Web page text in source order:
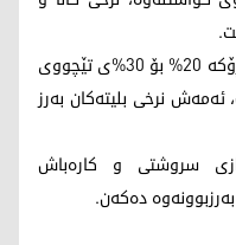
سووتەمەنی فڕۆکە 20% بۆ 30%ی تێچووی
ئەمەش نرخی بلیتەکان بەرز
سروشتی و کارەباش
دەکەن.